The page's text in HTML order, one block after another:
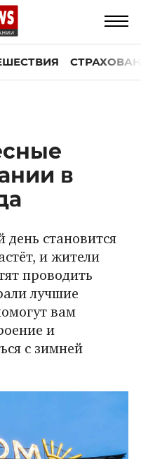
в
становится
и жители
проводить
лучшие
вам
и
с зимней